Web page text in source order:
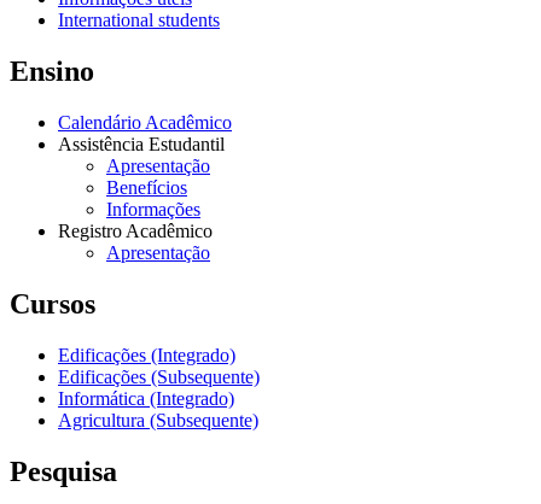
International students
Ensino
Calendário Acadêmico
Assistência Estudantil
Apresentação
Benefícios
Informações
Registro Acadêmico
Apresentação
Cursos
Edificações (Integrado)
Edificações (Subsequente)
Informática (Integrado)
Agricultura (Subsequente)
Pesquisa